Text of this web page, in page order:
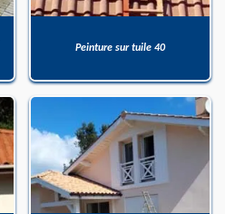
Peinture sur tuile 40